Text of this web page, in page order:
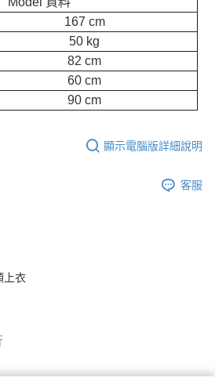
167 cm
50 kg
82 cm
60 cm
90 cm
顯示電腦版詳細說明
客服
上衣